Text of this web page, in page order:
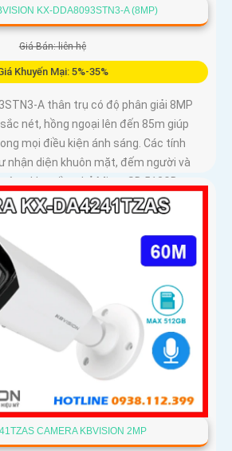
KX-DDA8093STN3-A (8MP)
Giá Bán: liên hệ
Khuyến Mại: 5%-35%
A thân trụ có độ phân giải 8MP
nét, hồng ngoại lên đến 85m giúp
mọi điều kiện ánh sáng. Các tính
nhận diện khuôn mặt, đếm người và
khe cắm thẻ Micro SD 512GB
đa được bảo vệ với chuẩn IP67, IK10
CAMERA KBVISION 2MP